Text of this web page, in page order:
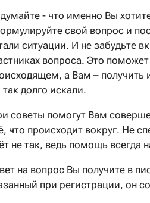
- что именно Вы
свой вопрос и
ситуации. И не забудьте
вопроса. Это
а Вам – получить
долго искали.
советы помогут Вам
что происходит вокруг. Не
не так, ведь помощь всегда
на вопрос Вы получите в
при регистрации, он